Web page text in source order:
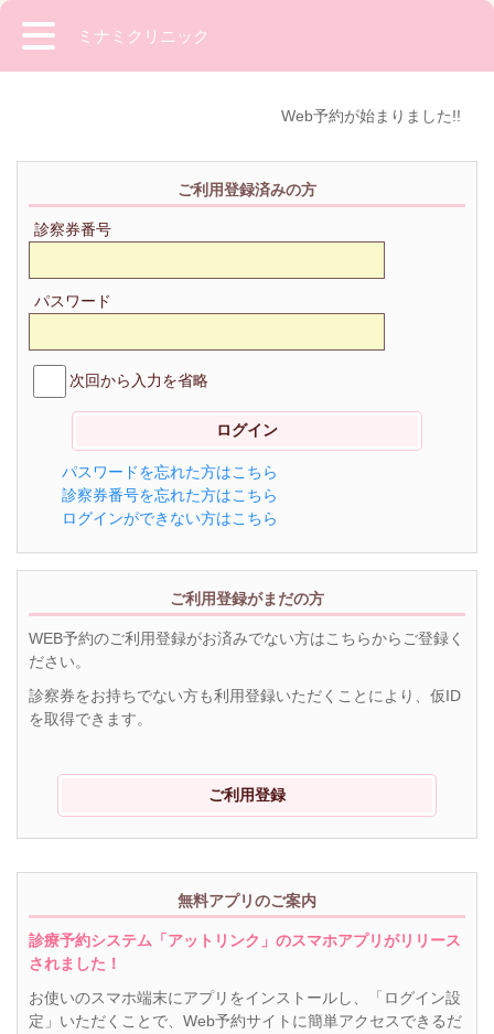
ミナミクリニック
Web予約が始まりました!!
ご利用登録済みの方
診察券番号
パスワード
次回から入力を省略
パスワードを忘れた方はこちら
診察券番号を忘れた方はこちら
ログインができない方はこちら
ご利用登録がまだの方
WEB予約のご利用登録がお済みでない方はこちらからご登録く
ださい。
診察券をお持ちでない方も利用登録いただくことにより、仮ID
を取得できます。
ご利用登録
無料アプリのご案内
診療予約システム「アットリンク」のスマホアプリがリリース
されました！
お使いのスマホ端末にアプリをインストールし、「ログイン設
定」いただくことで、Web予約サイトに簡単アクセスできるだ